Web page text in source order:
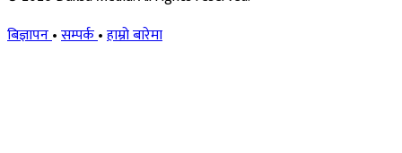
बिज्ञापन•सम्पर्क•हाम्रो बारेमा